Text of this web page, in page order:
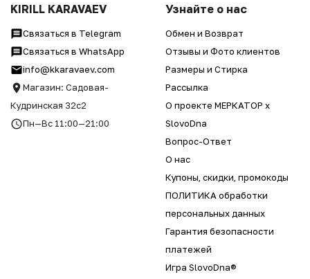
KIRILL KARAVAEV
Связаться в Telegram
Связаться в WhatsApp
info@kkaravaev.com
Магазин: Садовая-
Кудринская 32с2
Пн—Вс 11:00—21:00
Узнайте о нас
Обмен и Возврат
Отзывы и Фото клиентов
Размеры и Стирка
Рассылка
О проекте МЕРКАТОР x
SlovoDna
Вопрос-Ответ
О нас
Купоны, скидки, промокоды
ПОЛИТИКА обработки
персональных данных
Гарантия безопасности
платежей
Игра SlovoDna®